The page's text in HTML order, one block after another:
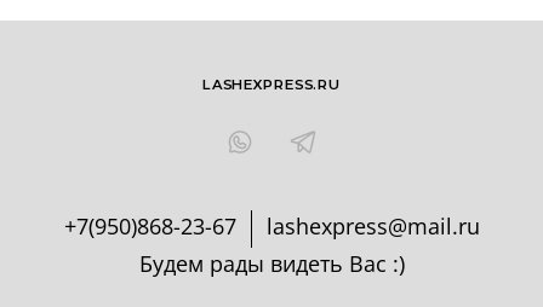
+7(950)868-23-67
lashexpress@mail.ru
Будем рады видеть Вас :)
LASHEXPRESS.RU